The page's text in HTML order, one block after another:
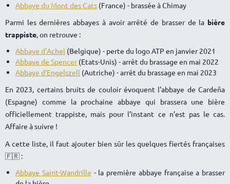
Abbaye du Mont des Cats (France) - brassée à Chimay
Parmi les dernières abbayes à avoir arrêté de brasser de la bière
trappiste, on retrouve :
Abbaye d’Achel (Belgique) - perte du logo ATP en janvier 2021
Abbaye de Spencer(Etats-Unis) - arrêt du brassage en mai 2022
Abbaye d’Engelszell (Autriche) - arrêt du brassage en mai 2023
En 2023, certains bruits de couloir évoquent l’abbaye de Cardeña
(Espagne) comme la prochaine abbaye qui brassera une bière
officiellement trappiste, mais pour l’instant ce n’est pas le cas.
Affaire à suivre !
A cette liste, il faut ajouter bien sûr les quelques fiertés françaises
🇫🇷 :
Abbaye Saint-Wandrille - la première abbaye française a brasser